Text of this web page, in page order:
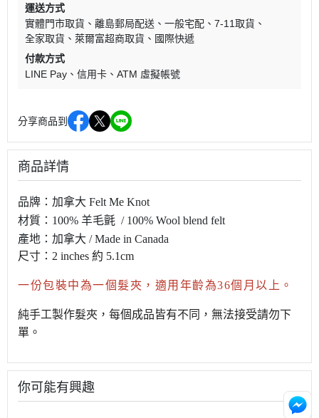
運送方式
實體門市取貨
離島郵局配送 一般宅配
7-11取貨
全家取貨
萊爾富超商取貨
國際快遞
付款方式
LINE Pay
信用卡 ATM 虛擬帳號
分享商品到
商品詳情
品牌：加拿大 Felt Me Knot
材質：100% 羊毛氈 / 100% Wool blend felt
產地：加拿大 / Made in Canada
尺寸：2 inches 約 5.1cm
一份包裝中為一個髮夾，適用年齡為36個月以上。
純手工製作髮夾，每個成品皆有不同，無法接受請勿下
單。
你可能有興趣